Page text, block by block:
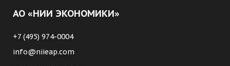
АО «НИИ ЭКОНОМИКИ»
+7 (495) 974-0004
info@niieap.com